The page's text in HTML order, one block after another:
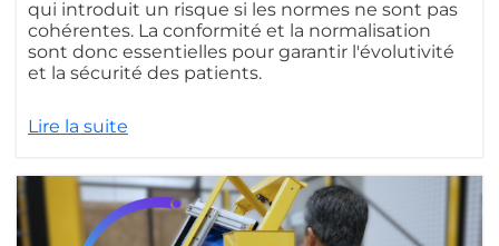
qui introduit un risque si les normes ne sont pas
cohérentes. La conformité et la normalisation
sont donc essentielles pour garantir l'évolutivité
et la sécurité des patients.
Lire la suite